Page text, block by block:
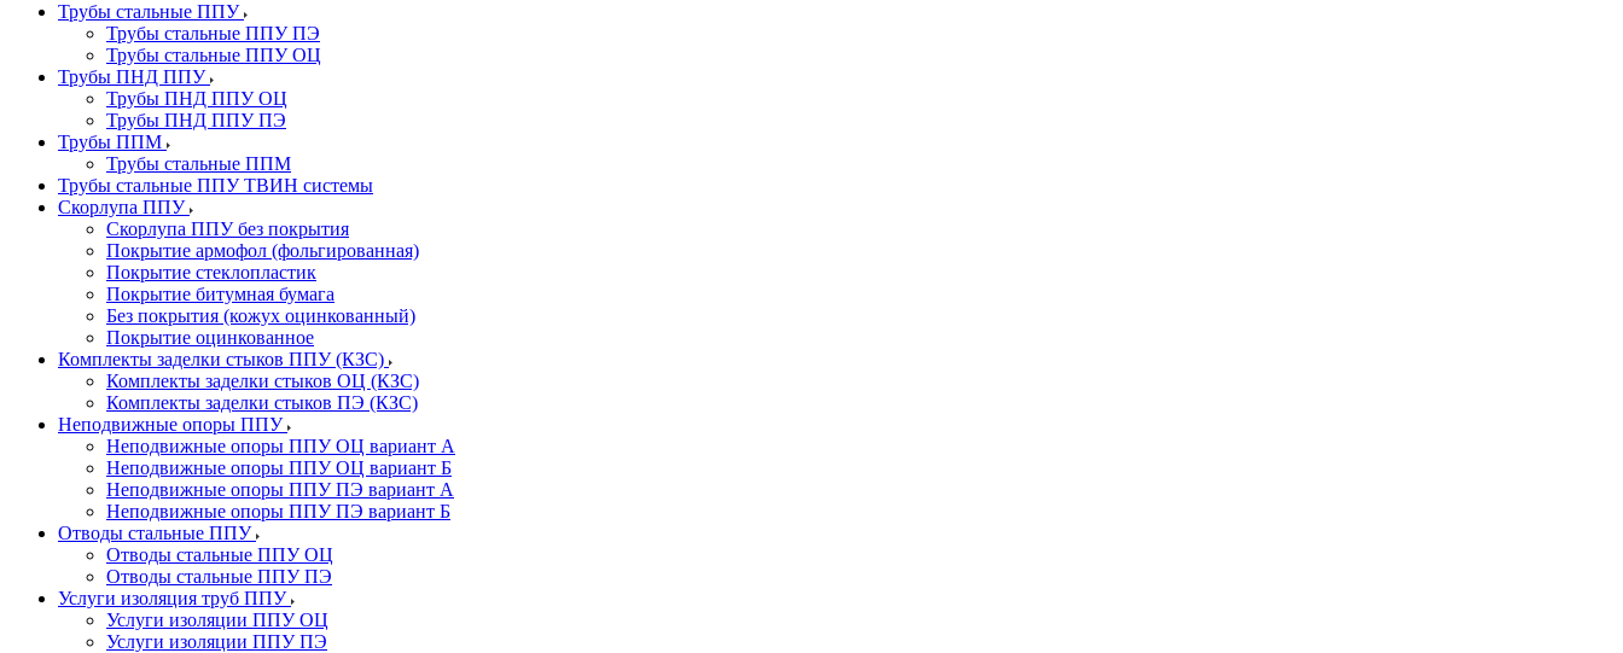
Трубы стальные ППУ
Трубы стальные ППУ ПЭ
Трубы стальные ППУ ОЦ
Трубы ПНД ППУ
Трубы ПНД ППУ ОЦ
Трубы ПНД ППУ ПЭ
Трубы ППМ
Трубы стальные ППМ
Трубы стальные ППУ ТВИН системы
Скорлупа ППУ
Скорлупа ППУ без покрытия
Покрытие армофол (фольгированная)
Покрытие стеклопластик
Покрытие битумная бумага
Без покрытия (кожух оцинкованный)
Покрытие оцинкованное
Комплекты заделки стыков ППУ (КЗС)
Комплекты заделки стыков ОЦ (КЗС)
Комплекты заделки стыков ПЭ (КЗС)
Неподвижные опоры ППУ
Неподвижные опоры ППУ ОЦ вариант А
Неподвижные опоры ППУ ОЦ вариант Б
Неподвижные опоры ППУ ПЭ вариант А
Неподвижные опоры ППУ ПЭ вариант Б
Отводы стальные ППУ
Отводы стальные ППУ ОЦ
Отводы стальные ППУ ПЭ
Услуги изоляция труб ППУ
Услуги изоляции ППУ ОЦ
Услуги изоляции ППУ ПЭ